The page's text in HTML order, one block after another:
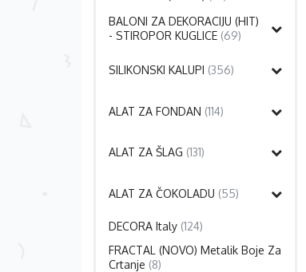
BALONI ZA DEKORACIJU (HIT)
- STIROPOR KUGLICE (69)
SILIKONSKI KALUPI (356)
ALAT ZA FONDAN (114)
ALAT ZA ŠLAG (131)
ALAT ZA ČOKOLADU (55)
DECORA Italy (124)
FRACTAL (NOVO) Metalik Boje Za
Crtanje (8)